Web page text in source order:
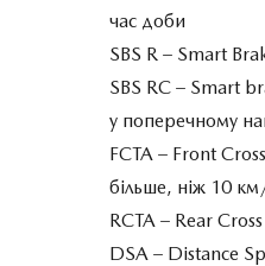
час доби
SBS R – Smart
SBS RC – Smart
у поперечному
FCTA – Front
більше, ніж 10
RCTA – Rear
DSA – Distance